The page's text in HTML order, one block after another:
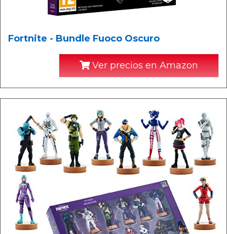
Fortnite - Bundle Fuoco Oscuro
Ver precios en Amazon